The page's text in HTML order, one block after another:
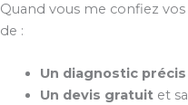
Quand vous me confiez
de :
Un diagnostic précis
Un devis gratuitet